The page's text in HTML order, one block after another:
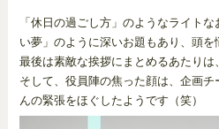
「休日の過ごし方」のようなライト
い夢」のように深いお題もあり、頭
最後は素敵な挨拶にまとめるあたりは
そして、役員陣の焦った顔は、企画
んの緊張をほぐしたようです（笑）